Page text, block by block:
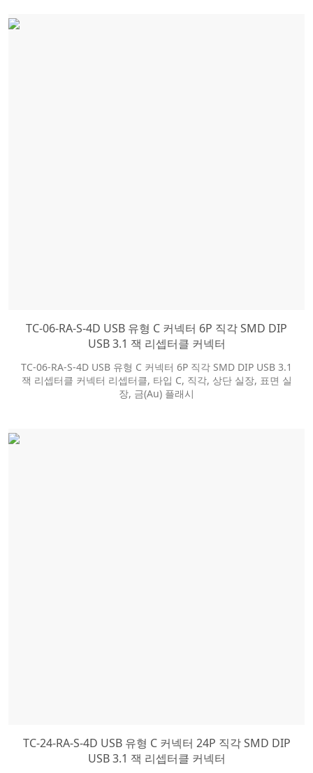
TC-06-RA-S-4D USB 유형 C 커넥터 6P 직각 SMD DIP
USB 3.1 잭 리셉터클 커넥터
TC-06-RA-S-4D USB 유형 C 커넥터 6P 직각 SMD DIP USB 3.1
잭 리셉터클 커넥터 리셉터클, 타입 C, 직각, 상단 실장, 표면 실
장, 금(Au) 플래시
TC-24-RA-S-4D USB 유형 C 커넥터 24P 직각 SMD DIP
USB 3.1 잭 리셉터클 커넥터